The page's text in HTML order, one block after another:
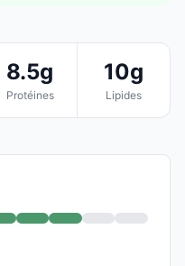
8.5g
Protéines
10g
Lipides